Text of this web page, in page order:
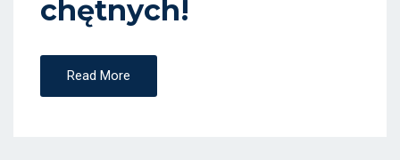
chętnych!
Read More